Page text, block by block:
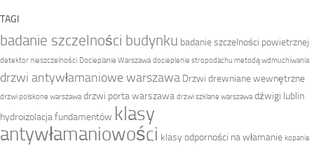
TAGI
badanie szczelności budynku badanie szczelności powietrznej
detektor nieszczelności Docieplanie Warszawa docieplenie stropodachu metodą wdmuchiwania
drzwi antywłamaniowe warszawa Drzwi drewniane wewnętrzne
drzwi polskone warszawa drzwi porta warszawa drzwi szklane warszawa dźwigi lublin
hydroizolacja fundamentów klasy
antywłamaniowości klasy odporności na włamanie kopanie